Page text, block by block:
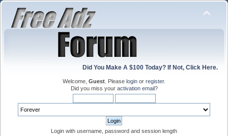
Did You Make A $100 Today? If Not, Click Here.
Welcome, Guest . Please login or register.
Did you miss your activation email?
Login with username, password and session length